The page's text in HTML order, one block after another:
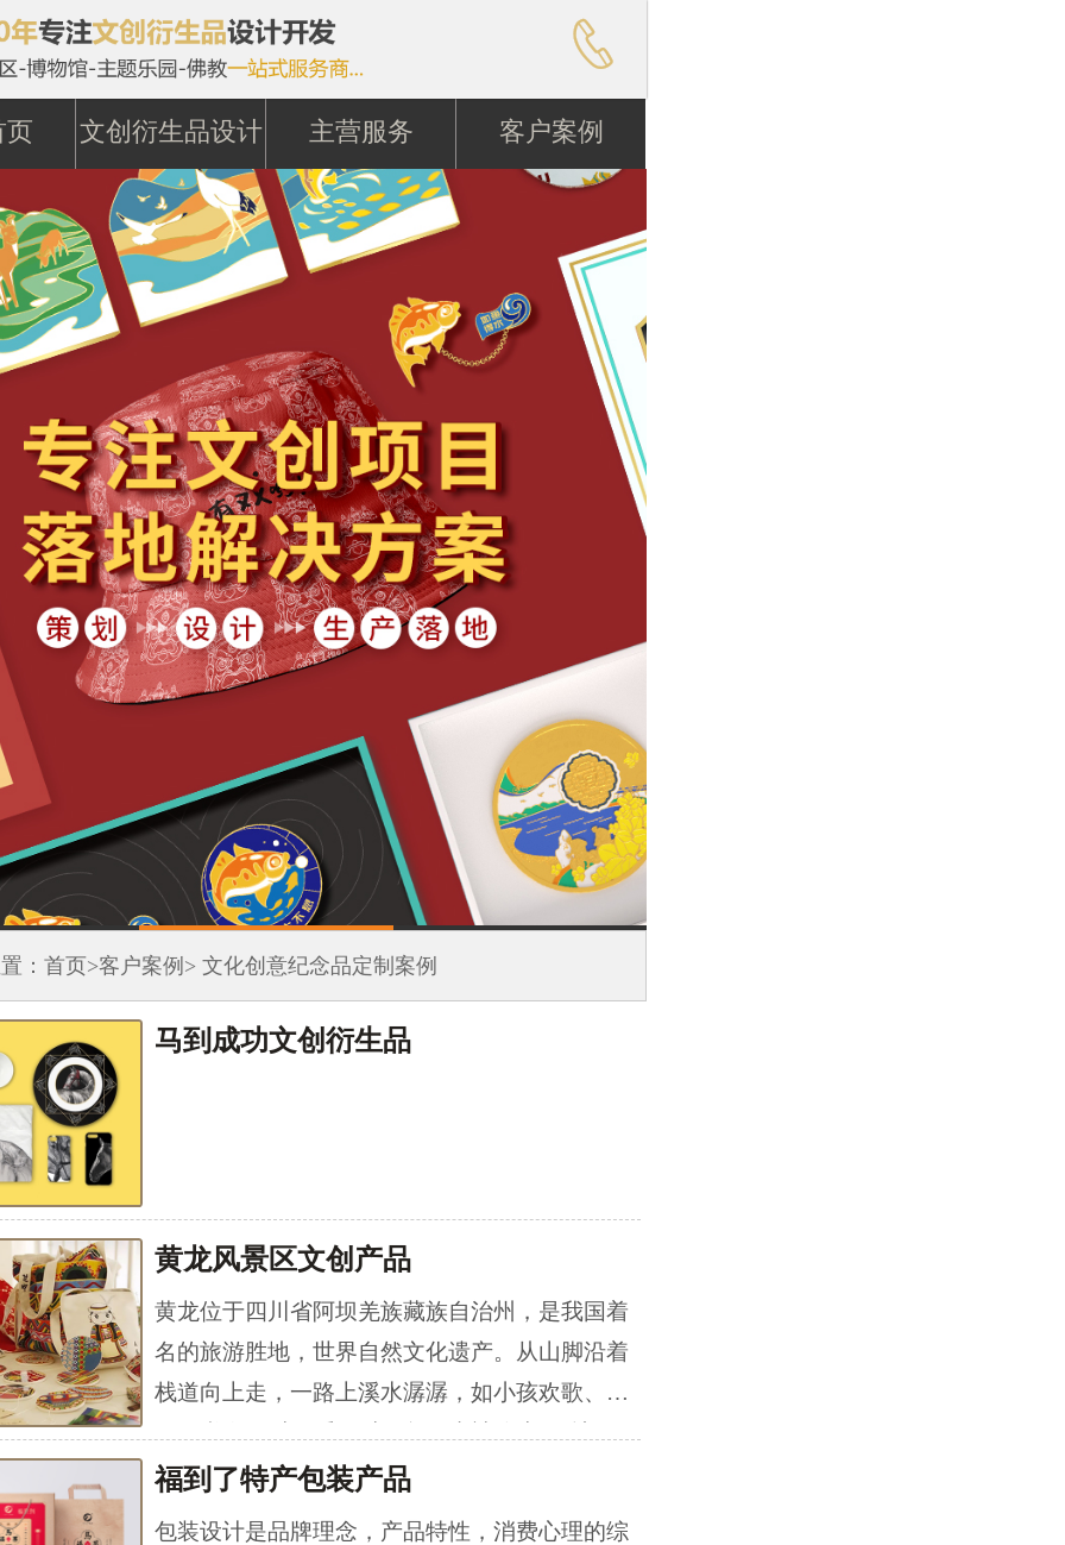

页 文创衍生品设计 主营服务 客户案例
：首页>客户案例 > 文化创意纪念品定制案例
马到成功文创衍生品
黄龙风景区文创产品
黄龙位于四川省阿坝羌族藏族自治州，是我国着
名的旅游胜地，世界自然文化遗产。从山脚沿着
栈道向上走，一路上溪水潺潺，如小孩欢歌、像
境”“人间瑶池”的黄龙风景区，悦游礼文创团队原
福到了特产包装产品
包装设计是品牌理念，产品特性，消费心理的综